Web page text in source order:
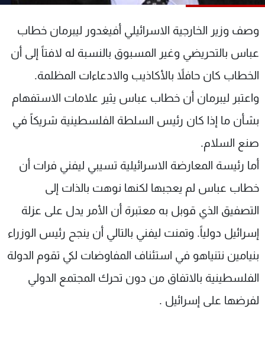
وصف وزير الخارجية الاسرائيلي أفيغدور ليبرمان خطاب
عباس بالتحريضي وغير المسبوق بالنسبة له لافتاً إلى أن
الخطاب كان حافلاً بالأكاذيب والادعاءات المظلمة.
واعتبر ليبرمان أن خطاب عباس يثير علامات الاستفهام
بشأن ما إذا كان رئيس السلطة الفلسطينية شريكاً في
صنع السلام.
أما رئيسة المعارضة الاسرائيلية تسيبي ليفني فرات أن
خطاب عباس لم يعجبها لكنها نوهت بالذات إلى
التصفيق الذي قوبل به معتبرة أن الأمر يدل على عزلة
إسرائيل دولياً. وتمنت ليفني بالتالي أن ينجح رئيس الوزراء
بنيامين نتنياهو في استئناف المفاوضات لكي تقوم الدولة
الفلسطينية بالاتفاق من دون تحرك المجتمع الدولي
لفرضها على إسرائيل .
الترددات
الإنـتـاج
لاعلاناتكم
تواصل معنا
شروط الإسـتخدام
سياسة الخصوصية